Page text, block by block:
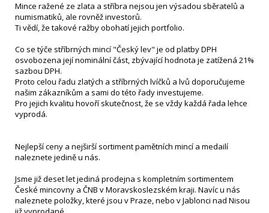
Mince ražené ze zlata a stříbra nejsou jen výsadou sběratelů a
numismatiků, ale rovněž investorů.
Ti vědí, že takové ražby obohatí jejich portfolio.
Co se týče stříbrných mincí "Český lev" je od platby DPH
osvobozena její nominální část, zbývající hodnota je zatížená 21%
sazbou DPH.
Proto celou řadu zlatých a stříbrných lvíčků a lvů doporučujeme
našim zákazníkům a sami do této řady investujeme.
Pro jejich kvalitu hovoří skutečnost, že se vždy každá řada lehce
vyprodá.
Nejlepší ceny a nejširší sortiment pamětních mincí a medailí
naleznete jedině u nás.
Jsme již deset let jediná prodejna s kompletním sortimentem
České mincovny a ČNB v Moravskoslezském kraji. Navíc u nás
naleznete položky, které jsou v Praze, nebo v Jablonci nad Nisou